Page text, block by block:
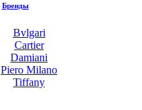
Бренды
Bvlgari
Cartier
Damiani
Piero Milano
Tiffany